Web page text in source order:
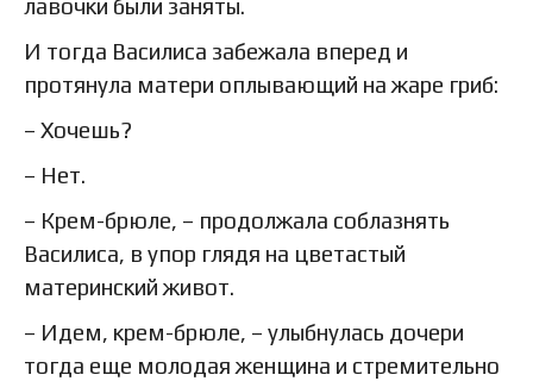
лавочки были заняты.
И тогда Василиса забежала вперед и
протянула матери оплывающий на жаре гриб:
– Хочешь?
– Нет.
– Крем-брюле, – продолжала соблазнять
Василиса, в упор глядя на цветастый
материнский живот.
– Идем, крем-брюле, – улыбнулась дочери
тогда еще молодая женщина и стремительно